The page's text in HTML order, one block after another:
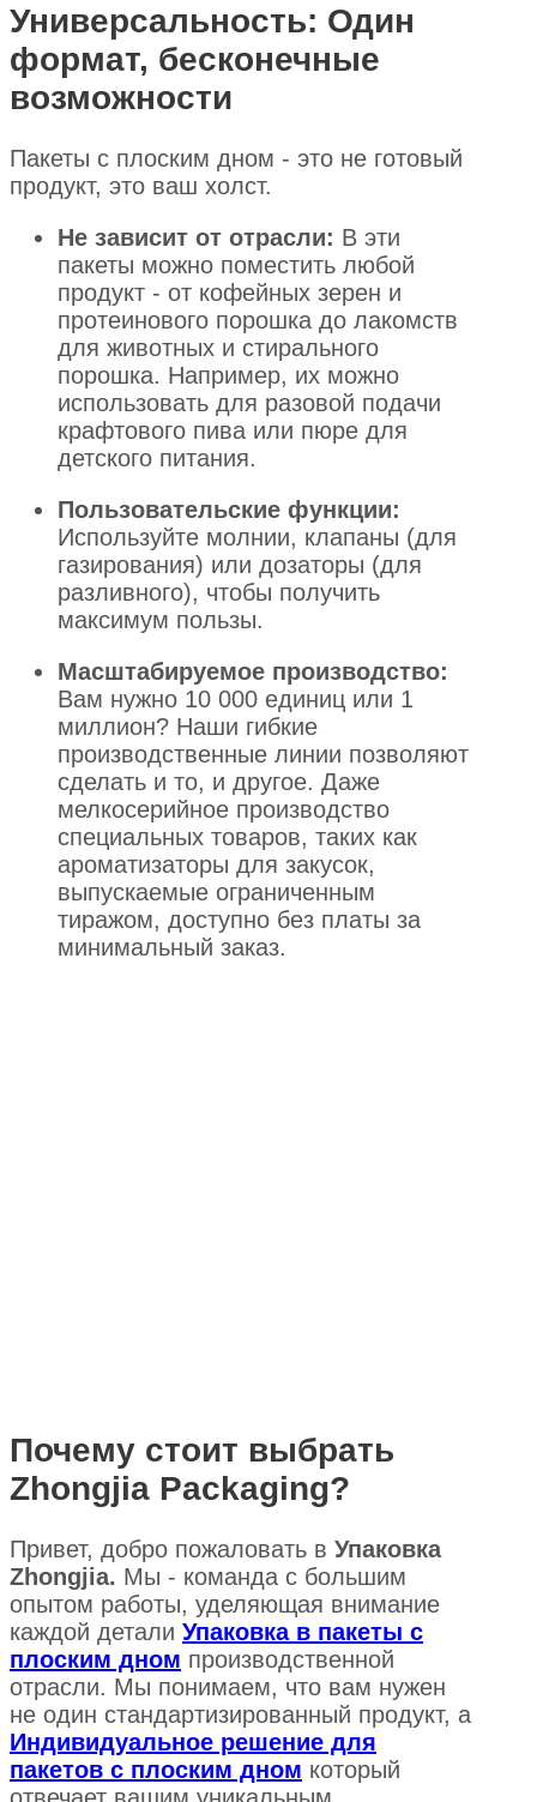
Универсальность: Один
формат, бесконечные
возможности
Пакеты с плоским дном - это не готовый
продукт, это ваш холст.
Не зависит от отрасли: В эти
пакеты можно поместить любой
продукт - от кофейных зерен и
протеинового порошка до лакомств
для животных и стирального
порошка. Например, их можно
использовать для разовой подачи
крафтового пива или пюре для
детского питания.
Пользовательские функции:
Используйте молнии, клапаны (для
газирования) или дозаторы (для
разливного), чтобы получить
максимум пользы.
Масштабируемое производство:
Вам нужно 10 000 единиц или 1
миллион? Наши гибкие
производственные линии позволяют
сделать и то, и другое. Даже
мелкосерийное производство
специальных товаров, таких как
ароматизаторы для закусок,
выпускаемые ограниченным
тиражом, доступно без платы за
минимальный заказ.
Почему стоит выбрать
Zhongjia Packaging?
Привет, добро пожаловать в Упаковка
Zhongjia. Мы - команда с большим
опытом работы, уделяющая внимание
каждой детали Упаковка в пакеты с
плоским дном производственной
отрасли. Мы понимаем, что вам нужен
не один стандартизированный продукт, а
Индивидуальное решение для
пакетов с плоским дном который